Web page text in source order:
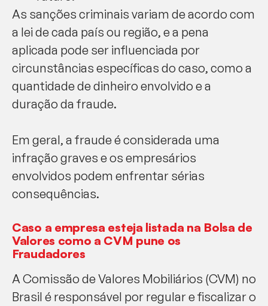
As sanções criminais variam de acordo com
a lei de cada país ou região, e a pena
aplicada pode ser influenciada por
circunstâncias específicas do caso, como a
quantidade de dinheiro envolvido e a
duração da fraude.
Em geral, a fraude é considerada uma
infração graves e os empresários
envolvidos podem enfrentar sérias
consequências.
Caso a empresa esteja listada na Bolsa de
Valores como a CVM pune os
Fraudadores
A Comissão de Valores Mobiliários (CVM) no
Brasil é responsável por regular e fiscalizar o